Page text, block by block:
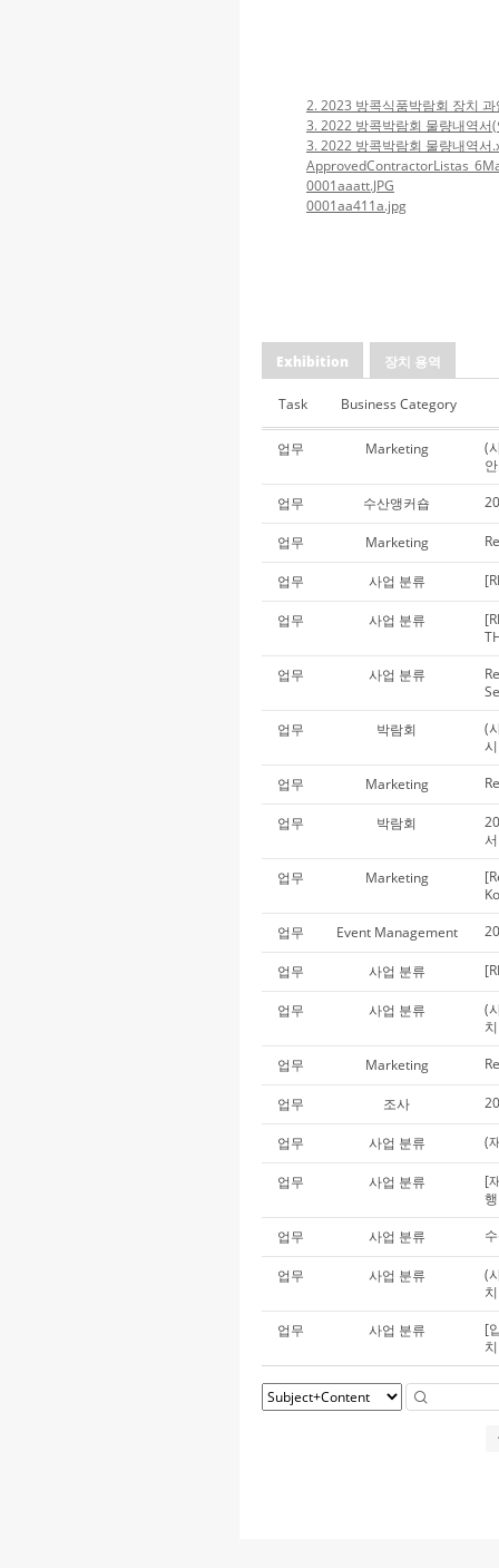
2. 2023 방콕식품박람회 장치
3. 2022 방콕박람회 물량내역서
3. 2022 방콕박람회 물량내역서
0001aaatt.JPG
0001aa411a.jpg
Exhibition 장치 용역
Task Business Category
업무 Marketing
(
업무
수산앵커숍
업무 Marketing
업무 사업 분류
업무 사업 분류
업무
사업 분류
업무
박람회
(
업무
Marketing
업무 박람회
업무
Marketing
업무
Event Management
업무 사업 분류
업무 사업 분류
(
업무
Marketing
업무 조사
업무 사업 분류 (
업무 사업 분류
[
행
업무
사업 분류
업무 사업 분류
(
업무
사업 분류
[